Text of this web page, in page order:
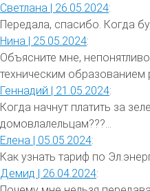
Светлана | 26.05.2024:
Передала, спасибо. Когда
Нина | 25.05.2024:
Объясните мне,
техническим образованием
Геннадий | 21.05.2024:
Когда начнут платить за
домовлалельцам???...
Елена | 05.05.2024:
Как узнать тариф по
Демид | 26.04.2024: